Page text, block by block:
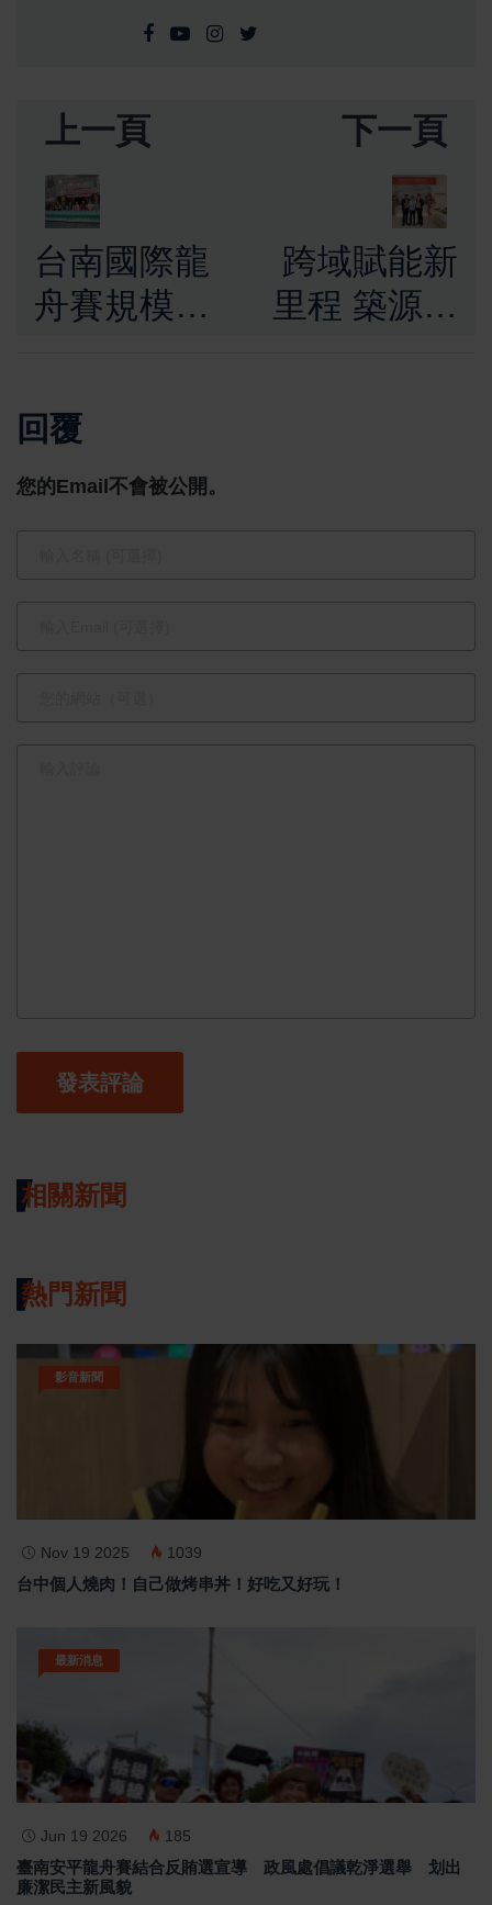
上一頁
台南國際龍
舟賽規模創
12艘璀璨龍
舟點燈 迎
下一頁
跨域賦能新
里程 築源建
回覆
您的Email不會被公開。
發表評論
相關新聞
熱門新聞
影音新聞
Nov 19 2025 1039
台中個人燒肉！自己做烤串丼！好吃又好玩！
最新消息
Jun 19 2026 185
臺南安平龍舟賽結合反賄選宣導 政風處倡議乾淨選舉 划出
廉潔民主新風貌